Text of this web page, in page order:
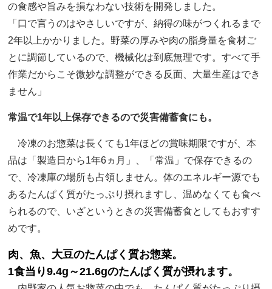
の食感や旨みを損なわない技術を開発しました。
「口で言うのはやさしいですが、納得の味がつくれるまで
2年以上かかりました。野菜の厚みや肉の脂身量を食材ご
とに調節しているので、機械化は到底無理です。すべて手
作業だからこそ微妙な調整ができる反面、大量生産はでき
ません」
常温で1年以上保存できるので災害備蓄食にも。
冷凍のお惣菜は長くても1年ほどの賞味期限ですが、本
品は「製造日から1年6ヵ月」、「常温」で保存できるの
で、冷凍庫の場所も占領しません。体のエネルギー源でも
あるたんぱく質がたっぷり摂れますし、温めなくても食べ
られるので、いざというときの災害備蓄食としてもおすす
めです。
肉、魚、大豆のたんぱく質お惣菜。
1食当り9.4g～21.6gのたんぱく質が摂れます。